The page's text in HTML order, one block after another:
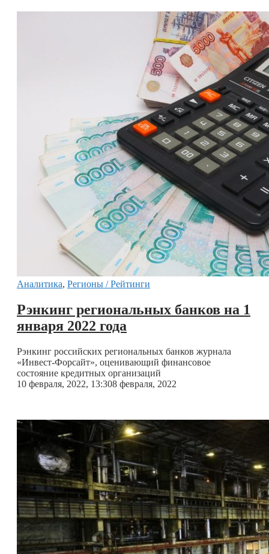
Аналитика, Регионы / Рейтинги
Рэнкинг региональных банков на 1
января 2022 года
Рэнкинг российских региональных банков журнала
«Инвест-Форсайт», оценивающий финансовое
состояние кредитных организаций
10 февраля, 2022, 13:308 февраля, 2022